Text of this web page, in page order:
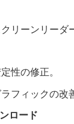
クリーンリーダ
性の修正。
フィックの改
ロード